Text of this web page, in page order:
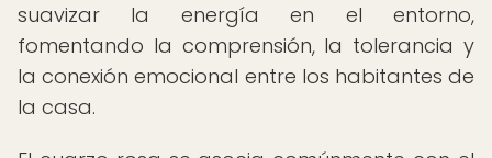
suavizar la energía en el entorno,
fomentando la comprensión, la tolerancia y
la conexión emocional entre los habitantes de
la casa.